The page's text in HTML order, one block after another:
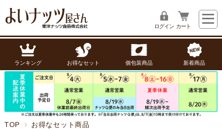
ログイン カート
ランキング お得なセット 個包装商品 新着商品
TOP お得なセット商品